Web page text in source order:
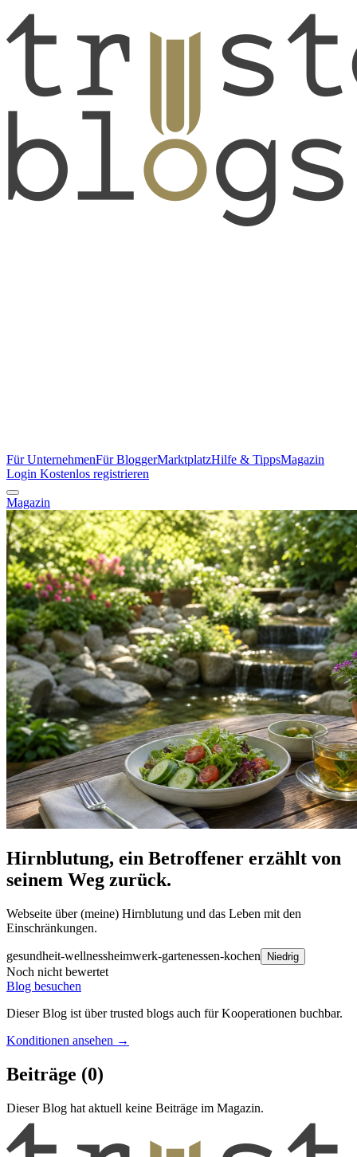
Für UnternehmenFür BloggerMarktplatzHilfe & TippsMagazin
Login Kostenlos registrieren
Magazin
Hirnblutung, ein Betroffener erzählt von
seinem Weg zurück.
Webseite über (meine) Hirnblutung und das Leben mit den
Einschränkungen.
gesundheit-wellnessheimwerk-gartenessen-kochen Niedrig
Noch nicht bewertet
Blog besuchen
Dieser Blog ist über trusted blogs auch für Kooperationen buchbar.
Konditionen ansehen →
Beiträge (0)
Dieser Blog hat aktuell keine Beiträge im Magazin.